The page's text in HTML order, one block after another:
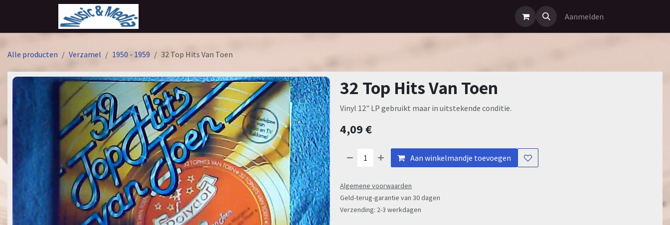
Overslaan naar inhoud
Aanmelden
Alle producten Verzamel 1950 - 1959 32 Top Hits Van Toen
32 Top Hits Van Toen
Vinyl 12" LP gebruikt maar in uitstekende conditie.
4,09€
Aan winkelmandje toevoegen
Algemene voorwaarden
Geld-terug-garantie van 30 dagen
Verzending: 2-3 werkdagen